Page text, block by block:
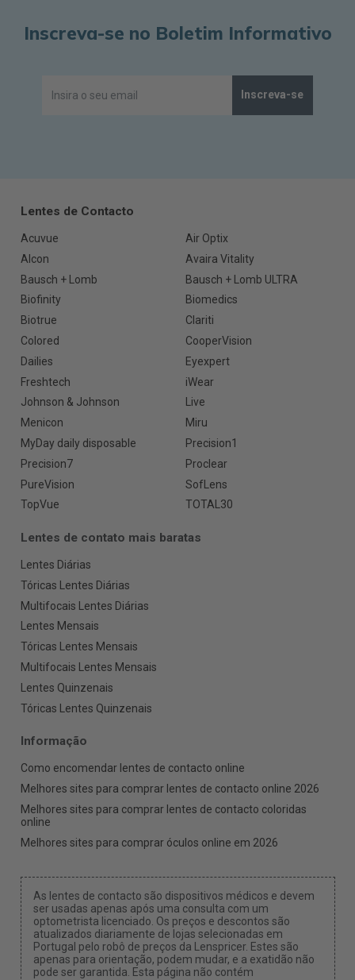
Inscreva-se no Boletim Informativo
Inscreva-se
Lentes de Contacto
Acuvue
Air Optix
Alcon
Avaira Vitality
Bausch + Lomb
Bausch + Lomb ULTRA
Biofinity
Biomedics
Biotrue
Clariti
Colored
CooperVision
Dailies
Eyexpert
Freshtech
iWear
Johnson & Johnson
Live
Menicon
Miru
MyDay daily disposable
Precision1
Precision7
Proclear
PureVision
SofLens
TopVue
TOTAL30
Lentes de contato mais baratas
Lentes Diárias
Tóricas Lentes Diárias
Multifocais Lentes Diárias
Lentes Mensais
Tóricas Lentes Mensais
Multifocais Lentes Mensais
Lentes Quinzenais
Tóricas Lentes Quinzenais
Informação
Como encomendar lentes de contacto online
Melhores sites para comprar lentes de contacto online 2026
Melhores sites para comprar lentes de contacto coloridas
online
Melhores sites para comprar óculos online em 2026
As lentes de contacto são dispositivos médicos e devem
ser usadas apenas após uma consulta com um
optometrista licenciado. Os preços e descontos são
atualizados diariamente de lojas selecionadas em
Portugal pelo robô de preços da Lenspricer. Estes são
apenas para orientação, podem mudar, e a exatidão não
pode ser garantida. Esta página não contém